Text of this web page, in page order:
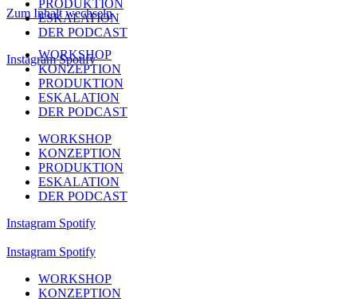
Zum Inhalt wechseln
WORKSHOP
KONZEPTION
PRODUKTION
ESKALATION
DER PODCAST
WORKSHOP
KONZEPTION
PRODUKTION
ESKALATION
DER PODCAST
Instagram Spotify
PRODUKTION
ESKALATION
DER PODCAST
Instagram Spotify
Instagram Spotify
WORKSHOP
KONZEPTION